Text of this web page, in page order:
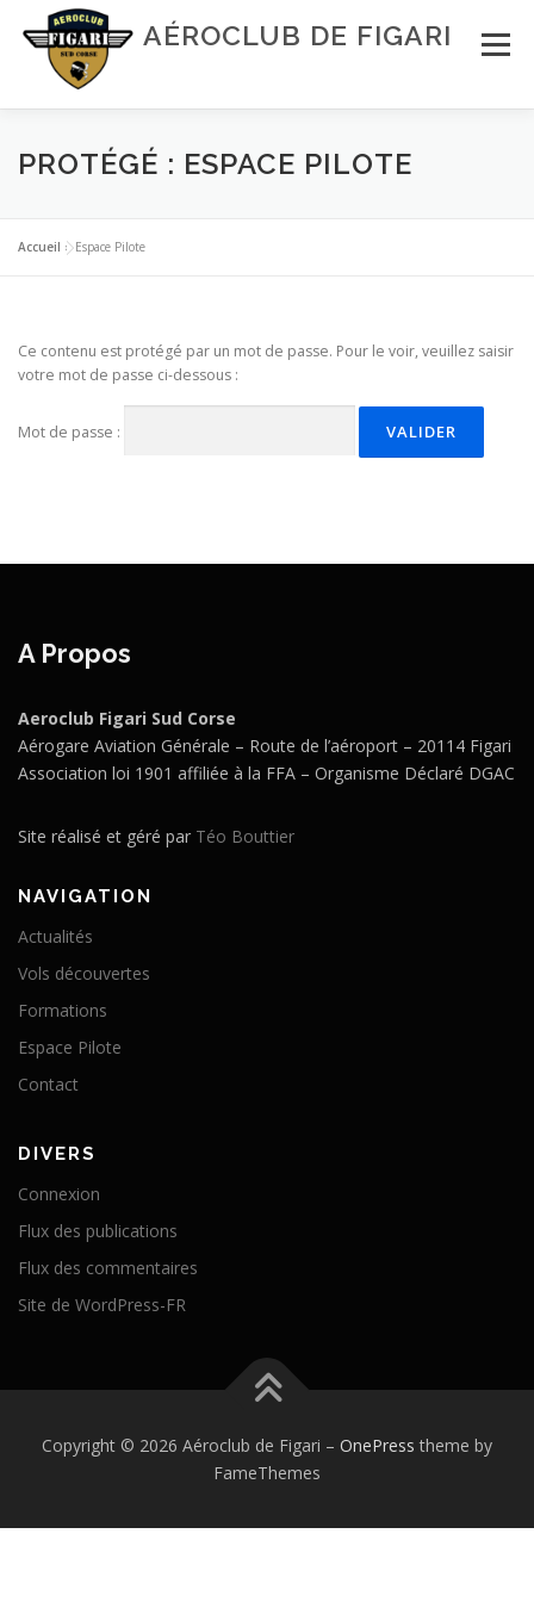
contenu
AÉROCLUB DE FIGARI Menu
ACTUALITÉS VOLS DÉCOUVERTES
FORMATIONS
PROTÉGÉ : ESPACE PILOTE
Accueil »Espace Pilote
Ce contenu est protégé par un mot de passe. Pour le voir, veuillez saisir
votre mot de passe ci-dessous :
Mot de passe :
A Propos
Aeroclub Figari Sud Corse
Aérogare Aviation Générale – Route de l’aéroport – 20114 Figari
Association loi 1901 affiliée à la FFA – Organisme Déclaré DGAC
Site réalisé et géré par Téo Bouttier
NAVIGATION
Actualités
Vols découvertes
Formations
Espace Pilote
Contact
DIVERS
Connexion
Flux des publications
Flux des commentaires
Site de WordPress-FR
Copyright © 2026 Aéroclub de Figari – OnePress theme by
FameThemes